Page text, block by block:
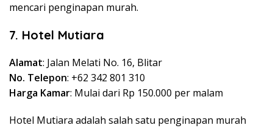
mencari penginapan murah.
7. Hotel Mutiara
Alamat: Jalan Melati No. 16, Blitar
No. Telepon: +62 342 801 310
Harga Kamar: Mulai dari Rp 150.000 per malam
Hotel Mutiara adalah salah satu penginapan murah